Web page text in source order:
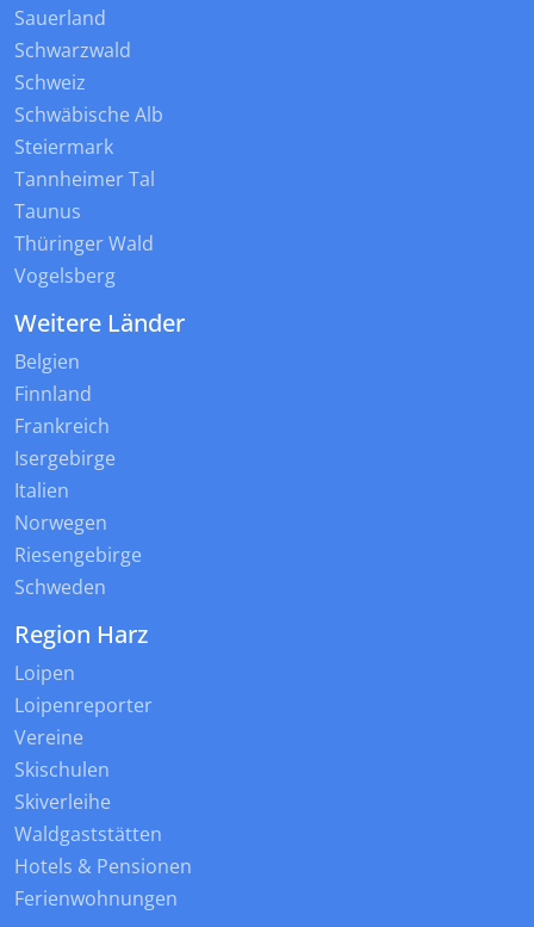
Sauerland
Schwarzwald
Schweiz
Schwäbische Alb
Steiermark
Tannheimer Tal
Taunus
Thüringer Wald
Vogelsberg
Weitere Länder
Belgien
Finnland
Frankreich
Isergebirge
Italien
Norwegen
Riesengebirge
Schweden
Region Harz
Loipen
Loipenreporter
Vereine
Skischulen
Skiverleihe
Waldgaststätten
Hotels & Pensionen
Ferienwohnungen